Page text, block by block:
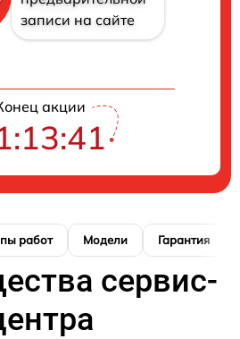
записи на сайте
акции
работ Модели Гарантия
сервис-